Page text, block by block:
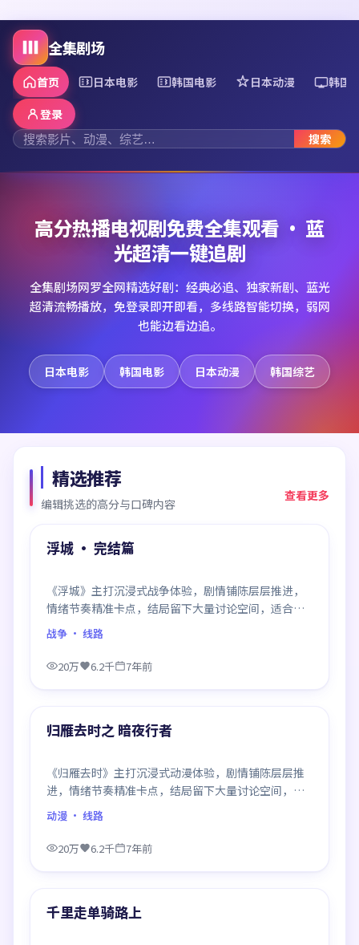
全集剧场
首页 日本电影 韩国电影 日本动漫 韩国
搜索
登录
高分热播电视剧免费全集观看 · 蓝
光超清一键追剧
全集剧场网罗全网精选好剧：经典必追、独家新剧、蓝光
超清流畅播放，免登录即开即看，多线路智能切换，弱网
也能边看边追。
日本电影 韩国电影 日本动漫 韩国综艺
精选推荐
编辑挑选的高分与口碑内容
查看更多
精选
99:16
浮城 · 完结篇
《浮城》主打沉浸式战争体验，剧情铺陈层层推进，
情绪节奏精准卡点，结局留下大量讨论空间，适合喜
欢慢热好戏的观众。
战争 · 线路
20万 6.2千 7年前
精选
归雁去时之 暗夜行者
《归雁去时》主打沉浸式动漫体验，剧情铺陈层层推
进，情绪节奏精准卡点，结局留下大量讨论空间，适
合喜欢慢热好戏的观众。
动漫 · 线路
20万 6.2千 7年前
精选
千里走单骑路上